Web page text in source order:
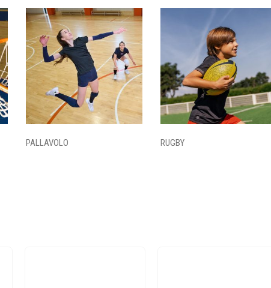
PALLAVOLO RUGBY